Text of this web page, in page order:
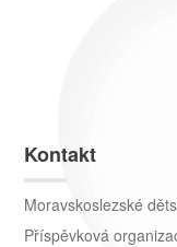
Kontakt
Moravskoslezské
Příspěvková